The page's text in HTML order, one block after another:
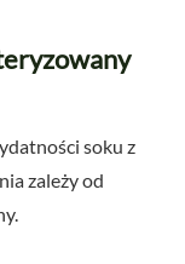
soku z
zależy od